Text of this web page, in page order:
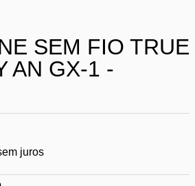
SEM FIO TRUE
AN GX-1 -
juros